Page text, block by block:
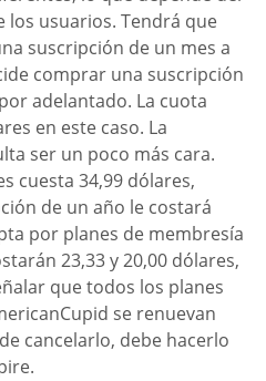
los usuarios. Tendrá que
suscripción de un mes a
comprar una suscripción
adelantado. La cuota
en este caso. La
ser un poco más cara.
cuesta 34,99 dólares,
de un año le costará
por planes de membresía
23,33 y 20,00 dólares,
que todos los planes
se renuevan
cancelarlo, debe hacerlo